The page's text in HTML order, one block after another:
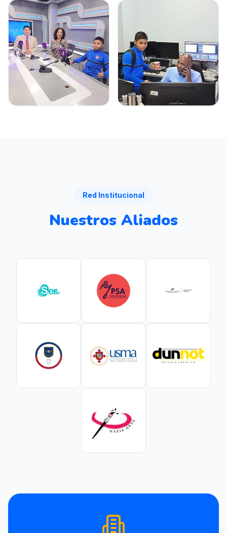
Red Institucional
Nuestros Aliados